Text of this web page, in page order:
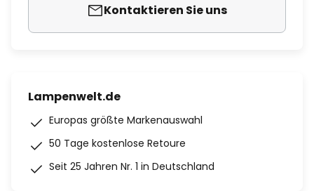
Kontaktieren Sie uns
Lampenwelt.de
Europas größte Markenauswahl
50 Tage kostenlose Retoure
Seit 25 Jahren Nr. 1 in Deutschland